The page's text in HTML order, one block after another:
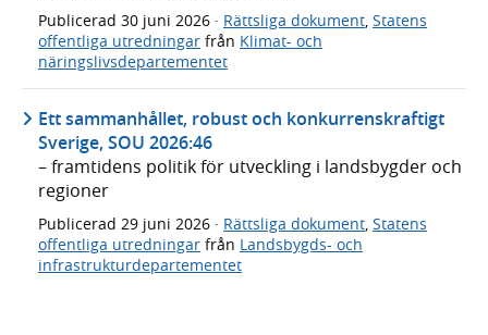
Publicerad 30 juni 2026 · Rättsliga dokument, Statens
offentliga utredningar från Klimat- och
näringslivsdepartementet
Ett sammanhållet, robust och konkurrenskraftigt
Sverige, SOU 2026:46
– framtidens politik för utveckling i landsbygder och
regioner
Publicerad 29 juni 2026 · Rättsliga dokument Statens
offentliga utredningar från Landsbygds- och
infrastrukturdepartementet